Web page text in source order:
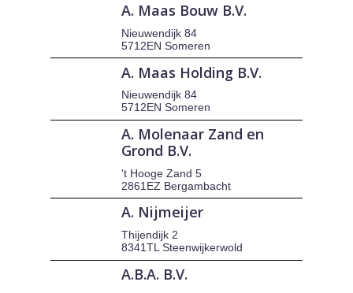
A. Maas Bouw B.V.
Nieuwendijk 84
5712EN Someren
A. Maas Holding B.V.
Nieuwendijk 84
5712EN Someren
A. Molenaar Zand en
Grond B.V.
't Hooge Zand 5
2861EZ Bergambacht
A. Nijmeijer
Thijendijk 2
8341TL Steenwijkerwold
A.B.A. B.V.